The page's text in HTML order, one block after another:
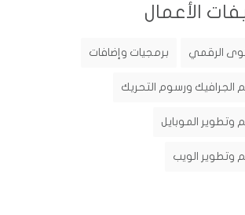
الأعمال
الرقمي برمجيات وإضافات
الجرافيك ورسوم التحريك
وتطوير الموبايل
وتطوير الويب